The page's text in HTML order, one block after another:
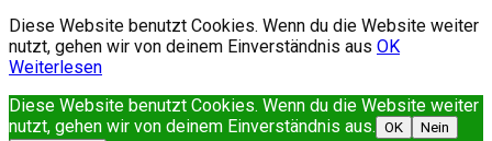
Diese Website benutzt Cookies. Wenn du die Website weiter
nutzt, gehen wir von deinem Einverständnis aus OK
Weiterlesen
Diese Website benutzt Cookies. Wenn du die Website weiter
nutzt, gehen wir von deinem Einverständnis aus. OK
Nein